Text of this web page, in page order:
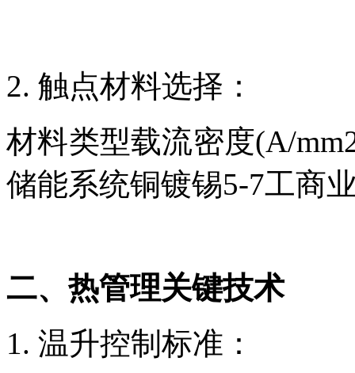
2. 触点材料选择 ：
材料类型载流密度(A/
储能系统铜镀锡5-7工商
二、热管理关键技术
1. 温升控制标准：